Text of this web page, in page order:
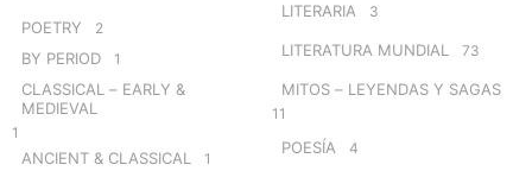
POETRY 2
BY PERIOD 1
CLASSICAL – EARLY &
MEDIEVAL
1
ANCIENT & CLASSICAL 1
LITERARIA 3
LITERATURA MUNDIAL 73
MITOS – LEYENDAS Y SAGAS
11
POESÍA 4